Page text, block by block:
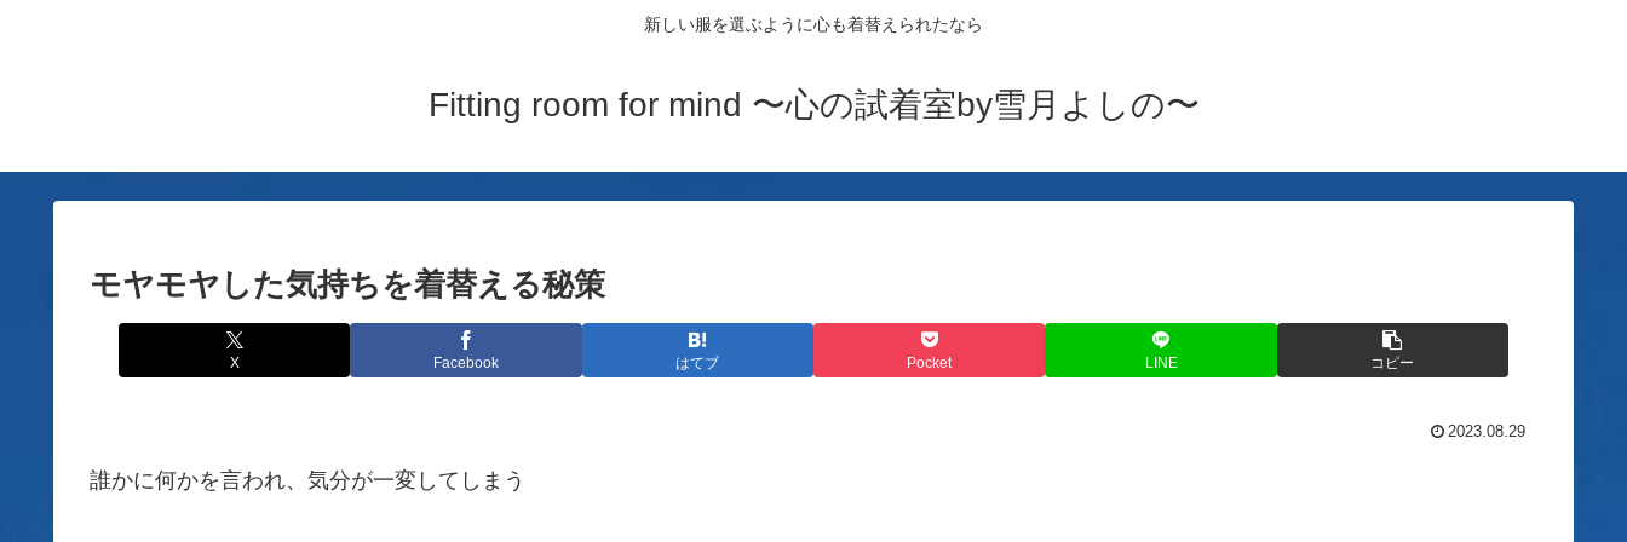
新しい服を選ぶように心も着替えられたなら
Fitting room for mind 〜心の試着室by雪月よしの〜
モヤモヤした気持ちを着替える秘策
X Facebook はてブ Pocket LINE コピー
2023.08.29
誰かに何かを言われ、気分が一変してしまう